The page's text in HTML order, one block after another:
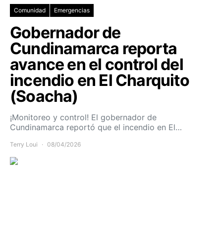
Comunidad Emergencias
Gobernador de
Cundinamarca reporta
avance en el control del
incendio en El Charquito
(Soacha)
¡Monitoreo y control! El gobernador de
Cundinamarca reportó que el incendio en El…
Terry Loui 08/04/2026